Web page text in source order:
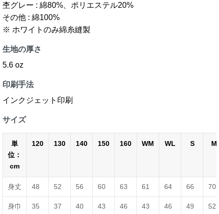
杢グレー : 綿80%、ポリエステル20%
その他 : 綿100%
※ ホワイトのみ綿糸縫製
生地の厚さ
5.6 oz
印刷手法
インクジェット印刷
サイズ
単
位：
cm
120 130 140 150 160 WM WL S M
身丈 48 52 56 60 63 61 64 66 70
身巾 35 37 40 43 46 43 46 49 52